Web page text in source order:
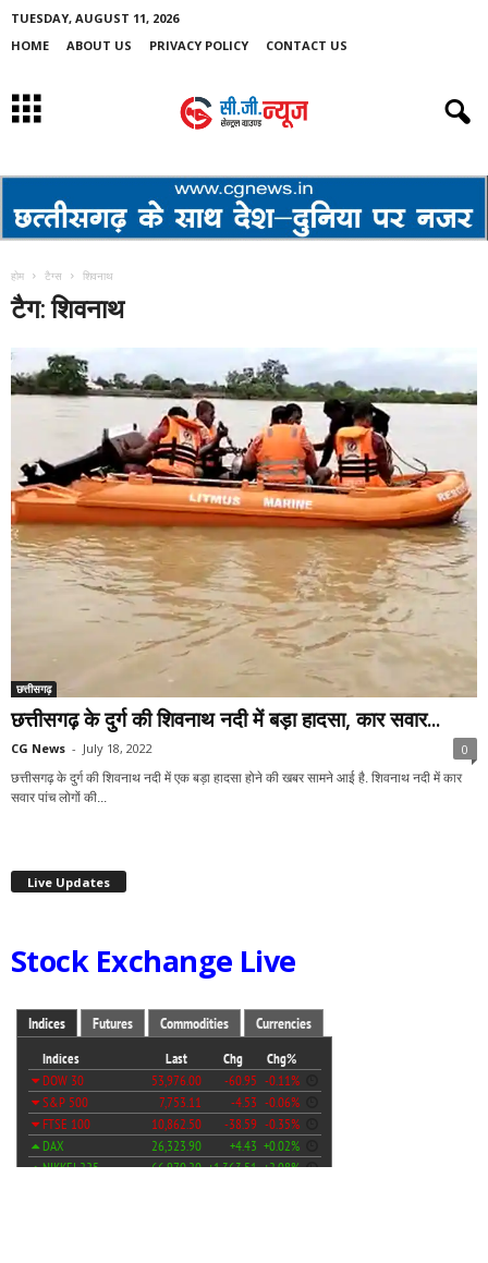
TUESDAY, AUGUST 11, 2026
HOME
ABOUT US PRIVACY POLICY CONTACT US
होम टैग्स शिवनाथ
टैग: शिवनाथ
छत्तीसगढ़
छत्तीसगढ़ के दुर्ग की शिवनाथ नदी में बड़ा हादसा, कार सवार...
CG News - July 18, 2022 0
छत्तीसगढ़ के दुर्ग की शिवनाथ नदी में एक बड़ा हादसा होने की खबर सामने आई है. शिवनाथ नदी में कार
सवार पांच लोगों की...
Live Updates
Stock Exchange Live